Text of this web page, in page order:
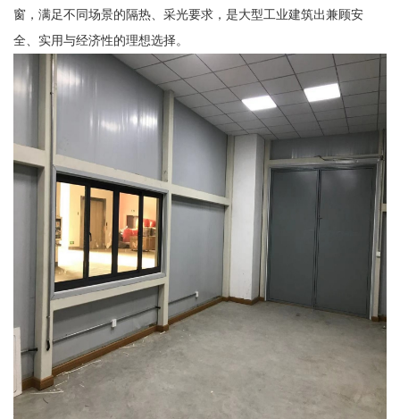
窗，满足不同场景的隔热、采光要求，是大型工业建筑出兼顾安
全、实用与经济性的理想选择。